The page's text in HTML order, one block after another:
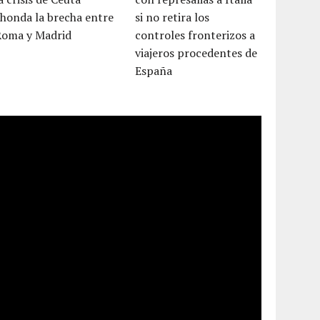
la brecha entre
y Madrid
si no retira los
controles fronterizos a
viajeros procedentes de
España